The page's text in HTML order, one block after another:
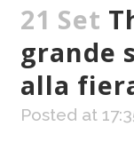
21 Set
grande
alla
Posted at